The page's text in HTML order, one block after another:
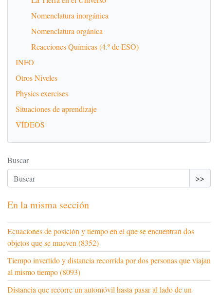
Nomenclatura inorgánica
Nomenclatura orgánica
Reacciones Químicas (4.º de ESO)
INFO
Otros Niveles
Physics exercises
Situaciones de aprendizaje
VÍDEOS
Buscar
>>
En la misma sección
Ecuaciones de posición y tiempo en el que se encuentran dos
objetos que se mueven (8352)
Tiempo invertido y distancia recorrida por dos personas que viajan
al mismo tiempo (8093)
Distancia que recorre un automóvil hasta pasar al lado de un